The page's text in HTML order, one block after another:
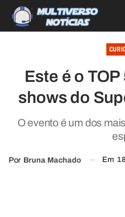
Este é o
shows do
O evento é um dos
Por Bruna Machado Em